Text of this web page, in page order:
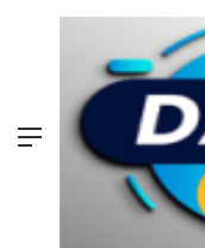
Menu